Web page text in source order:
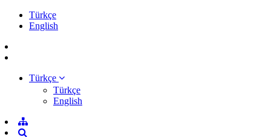
Türkçe
English
Türkçe
Türkçe
English